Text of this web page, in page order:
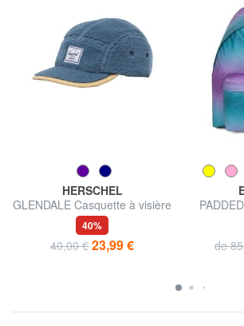
HERSCHEL
GLENDALE Casquette à visière
40%
40,00 € 23,99 € de